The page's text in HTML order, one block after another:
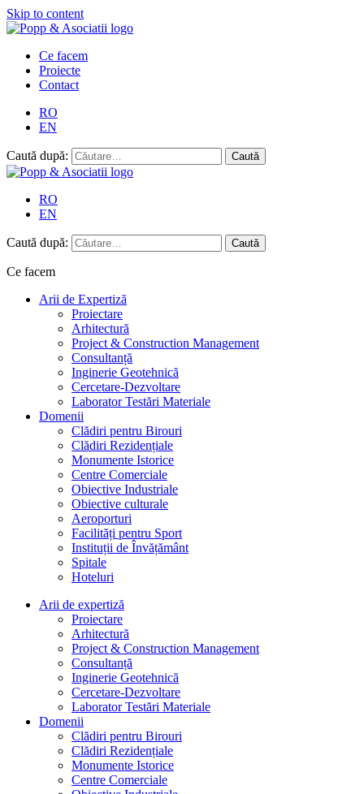
Skip to content
Ce facem
Proiecte
Contact
RO
EN
Caută după:
RO
EN
Caută după:
Ce facem
Arii de Expertiză
Proiectare
Arhitectură
Project & Construction Management
Consultanță
Inginerie Geotehnică
Cercetare-Dezvoltare
Laborator Testări Materiale
Domenii
Clădiri pentru Birouri
Clădiri Rezidențiale
Monumente Istorice
Centre Comerciale
Obiective Industriale
Obiective culturale
Aeroporturi
Facilități pentru Sport
Instituții de Învățământ
Spitale
Hoteluri
Arii de expertiză
Proiectare
Arhitectură
Project & Construction Management
Consultanță
Inginerie Geotehnică
Cercetare-Dezvoltare
Laborator Testări Materiale
Domenii
Clădiri pentru Birouri
Clădiri Rezidențiale
Monumente Istorice
Centre Comerciale